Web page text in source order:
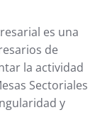
es una
de
la actividad
Sectoriales
y